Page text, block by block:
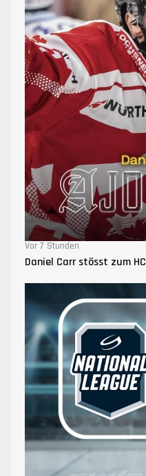
Vor 7 Stunden
Daniel Carr stösst zum